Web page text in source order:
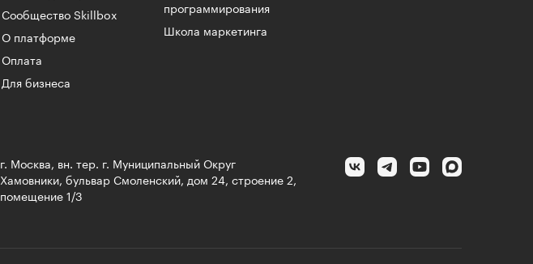
Сообщество Skillbox
О платформе
Оплата
Для бизнеса
программирования
Школа маркетинга
г. Москва, вн. тер. г. Муниципальный Округ
Хамовники, бульвар Смоленский, дом 24, строение 2,
помещение 1/3